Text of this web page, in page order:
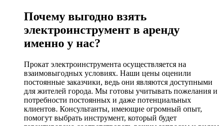
Почему выгодно взять
электроинструмент в аренду
именно у нас?
Прокат электроинструмента осуществляется на
взаимовыгодных условиях. Наши цены оценили
постоянные заказчики, ведь они являются доступными
для жителей города. Мы готовы учитывать пожелания и
потребности постоянных и даже потенциальных
клиентов. Консультанты, имеющие огромный опыт,
помогут выбрать инструмент, который будет